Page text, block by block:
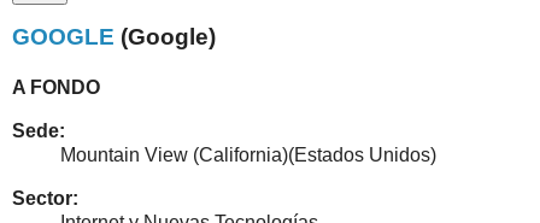
GOOGLE (Google)
A FONDO
Sede:
Mountain View (California)(Estados Unidos)
Sector: